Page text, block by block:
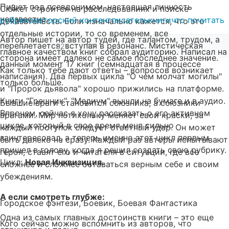
Сюжет строится на расследованиях и поиске
доказательств. Если изначально кажется, что это
отдельные истории, то со временем, все
переплетается, вступая в резонанс. Мистическая
сторона имеет далеко не самое последнее значение.
Как только тебе дают ответы – вопросов возникает
только больше.
Бывшие враги становятся союзника, а союзники
врагами. Мир потихоньку меняет свои краски, за
каждый поступок следует ответный удар. Он может
быть далеко не сразу. Каждый раз авторы испытывают
героя, ставят его и читателя в ситуации, где все
сложнее и сложнее оставаться верным себе и своим
убеждениям.
А если смотреть глубже:
Одна из самых главных достоинств книги – это еще
Пишет под псевдонимом, настоящая личность
неизвестна.
Автор пишет на автор тудей, где талантом, трудом, а
главное качеством книг собрал аудиторию. Написал на
данный момент 17 книг (семнадцатая в процессе
написания). Два первых цикла "О чем молчат могилы"
и "Пророк дьявола" хорошо прижились на платформе.
Книги "Грешник", "Медиум" вышли на бумаге и в аудио.
Впрочем, сейчас я хочу рассказать о его активном
цикле, который в свое время меня сильно
заинтересовал, а теперь именно этот цикл первым
пришел в голову, когда я решил создать свою рубрику.
Цикл:Новая Инквизиция.
Городское фэнтези, Боевик, Боевая Фантастика
Кого сейчас можно вспомнить из авторов, что
3
рубрикаавторский контентписателькнигичто почитать
— 324 11